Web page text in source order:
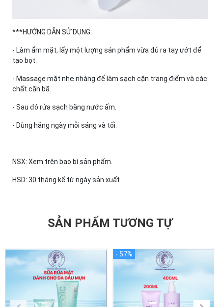
***HƯỚNG DẪN SỬ DỤNG:
- Làm ẩm mặt, lấy một lượng sản phẩm vừa đủ ra tay ướt để
tạo bọt.
- Massage mặt nhẹ nhàng để làm sạch cặn trang điểm và các
chất cặn bã.
- Sau đó rửa sạch bằng nước ấm.
- Dùng hằng ngày mỗi sáng và tối.
NSX: Xem trên bao bì sản phẩm.
HSD: 30 tháng kể từ ngày sản xuất.
SẢN PHẨM TƯƠNG TỰ